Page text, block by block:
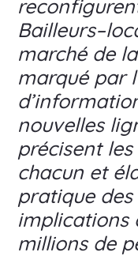
marché de
marqué par
nouvelles
précisent
chacun et
pratique
implications
millions de